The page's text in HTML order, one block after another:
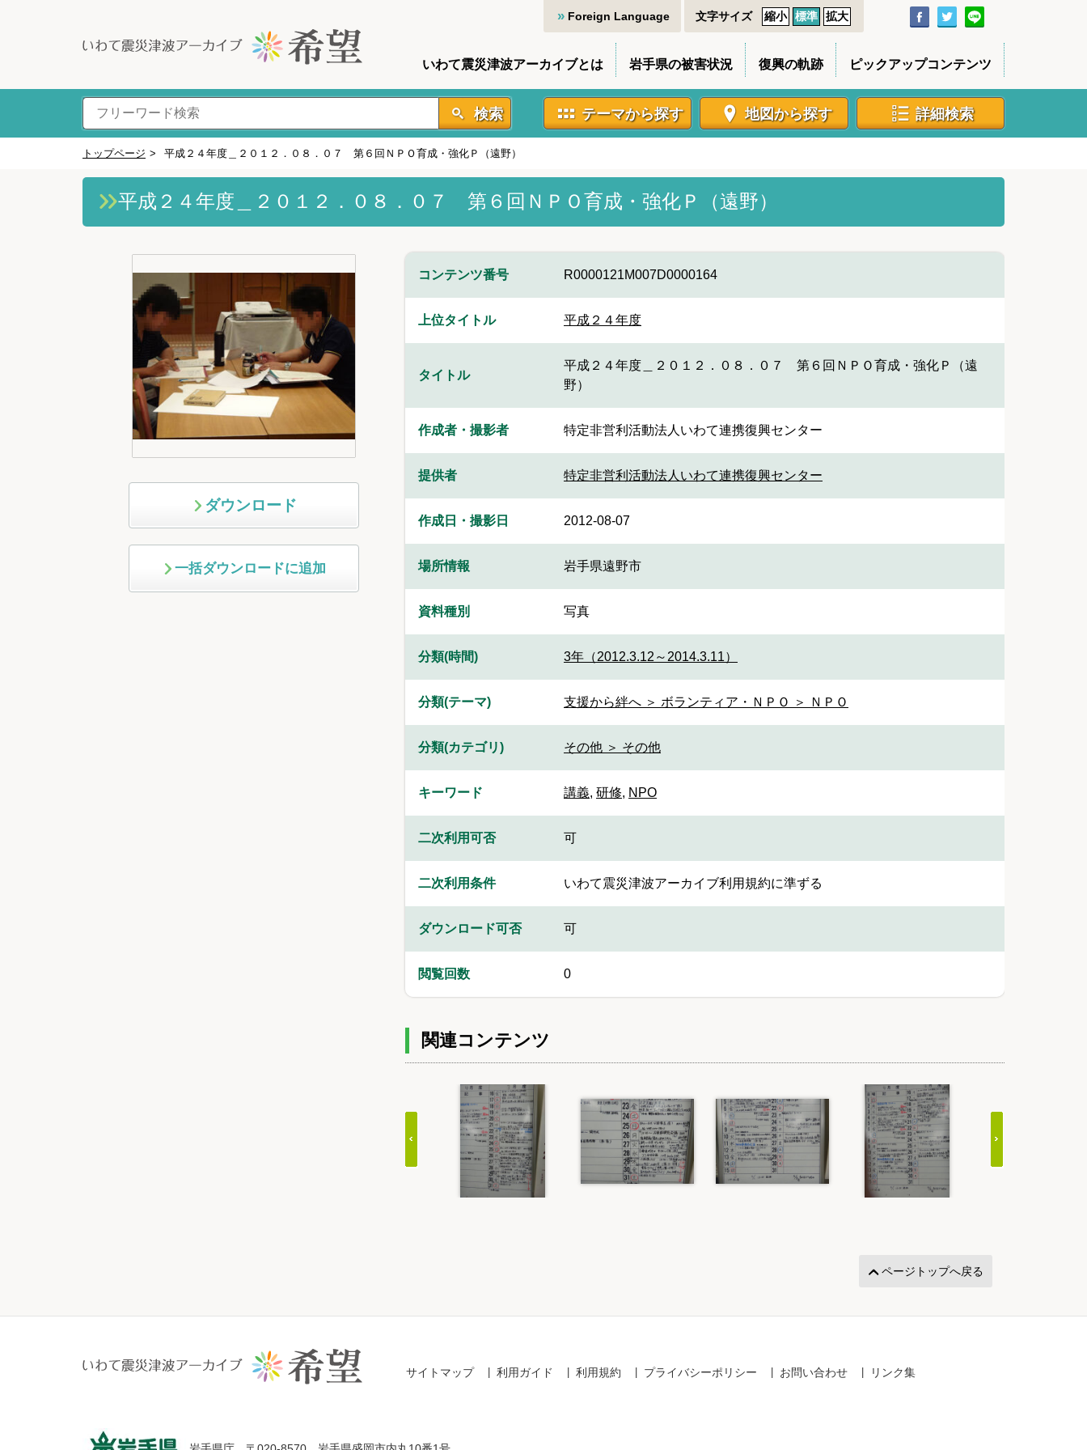
Foreign Language 文字サイズ 縮小 標準 拡大
いわて震災津波アーカイブとは 岩手県の被害状況 復興の軌跡 ピックアップコンテンツ
検索 テーマから探す 地図から探す 詳細検索
トップページ > 平成２４年度＿２０１２．０８．０７ 第６回ＮＰＯ育成・強化Ｐ（遠野）
平成２４年度＿２０１２．０８．０７ 第６回ＮＰＯ育成・強化Ｐ（遠野）
ダウンロード
一括ダウンロードに追加
コンテンツ番号 R0000121M007D0000164
上位タイトル 平成２４年度
タイトル
平成２４年度＿２０１２．０８．０７ 第６回ＮＰＯ育成・強化Ｐ（遠
野）
作成者・撮影者 特定非営利活動法人いわて連携復興センター
提供者 特定非営利活動法人いわて連携復興センター
作成日・撮影日 2012-08-07
場所情報 岩手県遠野市
資料種別 写真
分類(時間) 3年（2012.3.12～2014.3.11）
分類(テーマ) 支援から絆へ ＞ ボランティア・ＮＰＯ ＞ ＮＰＯ
分類(カテゴリ) その他 ＞ その他
キーワード 講義, 研修, NPO
二次利用可否 可
二次利用条件 いわて震災津波アーカイブ利用規約に準ずる
ダウンロード可否 可
閲覧回数 0
関連コンテンツ
ページトップへ戻る
サイトマップ 利用ガイド 利用規約 プライバシーポリシー お問い合わせ リンク集